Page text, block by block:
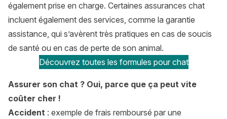
également prise en charge. Certaines assurances chat
incluent également des services, comme la garantie
assistance, qui s’avèrent très pratiques en cas de soucis
de santé ou en cas de perte de son animal.
Découvrez toutes les formules pour chat
Assurer son chat ? Oui, parce que ça peut vite
coûter cher !
Accident : exemple de frais remboursé par une